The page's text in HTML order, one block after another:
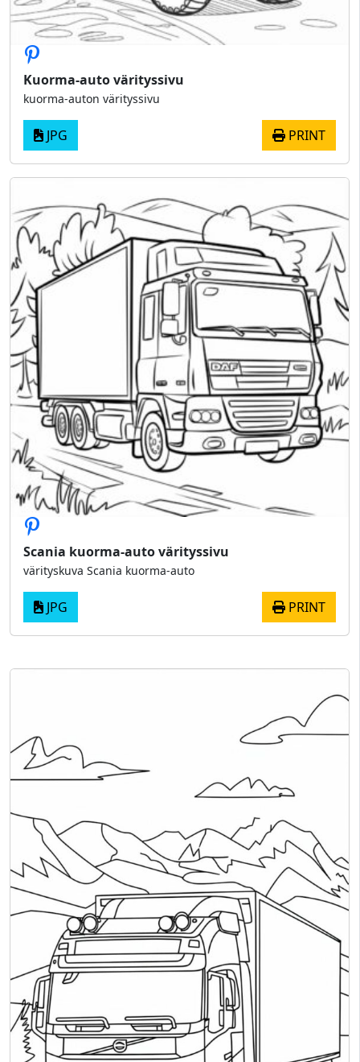
Kuorma-auto värityssivu
kuorma-auton värityssivu
JPG PRINT
Scania kuorma-auto värityssivu
värityskuva Scania kuorma-auto
JPG PRINT